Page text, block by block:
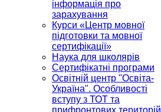
інформація про
зарахування
Курси «Центр мовної
підготовки та мовної
сертифікації»
Наука для школярів
Сертифікатні програми
Освітній центр "Освіта-
Україна". Особливості
вступу з ТОТ та
прифронтових територій